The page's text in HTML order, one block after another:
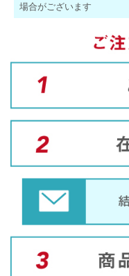
場合がございます